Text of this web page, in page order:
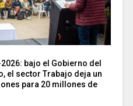
bajo el Gobierno del
el sector Trabajo deja un
para 20 millones de